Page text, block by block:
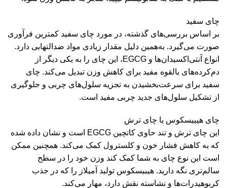
چای سفید
بر اساس بررسی‌های گذشته، در مورد چای سفید کمترین فرآوری
صورت می‌‌گیرد. به‌همین دلیل مقدار زیادی مواد ضد‌التهابی دارد.
انواع آنتی‌اکسیدان‌ها و EGCG، این چای را به یکی دیگر از
دم‌کرده‌های بالقوه مفید برای کاهش وزن تبدیل می‌کند. چای
سفید برای سرعت‌بخشیدن به تجزیه سلول‌های چربی و جلوگیری
از تشکیل سلول‌های جدید چربی مفید است.
چای هیبیسکوس یا چای ترش
این چای ترش و تند حاوی کاتچین EGCG است و نشان داده شده
که به کاهش فشار خون و کلسترول کمک می‌کند. همچنین ممکن
است این نوع چای به شما کمک کند وزن خود را در سطح
سالم‌تری نگه دارید. هیبیسکوس تولید آمیلاز را که در جذب
کربوهیدرات‌ها و نشاسته نقش دارد، مهار می‌کند.